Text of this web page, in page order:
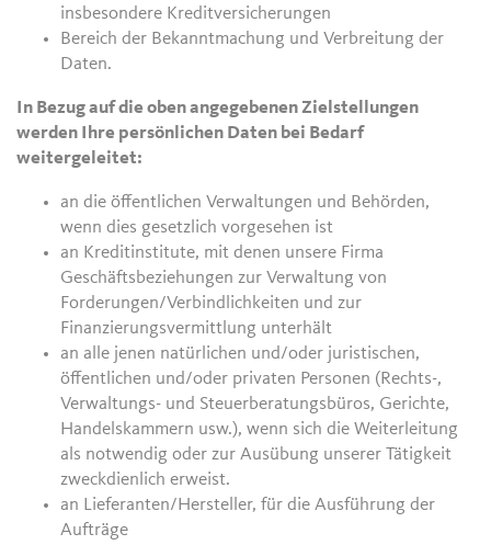
insbesondere Kreditversicherungen
Bereich der Bekanntmachung und Verbreitung der
Daten.
In Bezug auf die oben angegebenen Zielstellungen
werden Ihre persönlichen Daten bei Bedarf
weitergeleitet:
an die öffentlichen Verwaltungen und Behörden,
wenn dies gesetzlich vorgesehen ist
an Kreditinstitute, mit denen unsere Firma
Geschäftsbeziehungen zur Verwaltung von
Forderungen/Verbindlichkeiten und zur
Finanzierungsvermittlung unterhält
an alle jenen natürlichen und/oder juristischen,
öffentlichen und/oder privaten Personen (Rechts-,
Verwaltungs- und Steuerberatungsbüros, Gerichte,
Handelskammern usw.), wenn sich die Weiterleitung
als notwendig oder zur Ausübung unserer Tätigkeit
zweckdienlich erweist.
an Lieferanten/Hersteller, für die Ausführung der
Aufträge